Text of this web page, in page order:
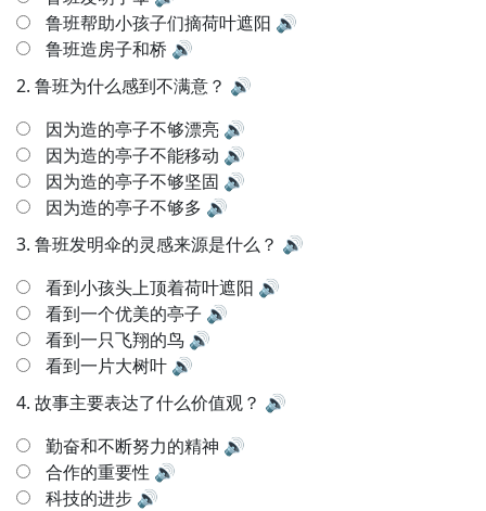
鲁班帮助小孩子们摘荷叶遮阳 🔊
鲁班造房子和桥 🔊
2. 鲁班为什么感到不满意？ 🔊
因为造的亭子不够漂亮 🔊
因为造的亭子不能移动 🔊
因为造的亭子不够坚固 🔊
因为造的亭子不够多 🔊
3. 鲁班发明伞的灵感来源是什么？ 🔊
看到小孩头上顶着荷叶遮阳 🔊
看到一个优美的亭子 🔊
看到一只飞翔的鸟 🔊
看到一片大树叶 🔊
4. 故事主要表达了什么价值观？ 🔊
勤奋和不断努力的精神 🔊
合作的重要性 🔊
科技的进步 🔊